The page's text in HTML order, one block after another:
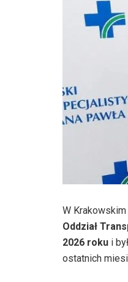
W Krakowskim
Oddział
2026 roku i
ostatnich